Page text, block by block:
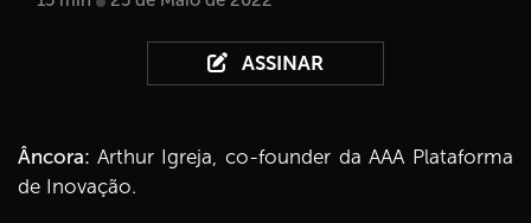
ASSINAR
Âncora: Arthur Igreja, co-founder da AAA Plataforma
de Inovação.